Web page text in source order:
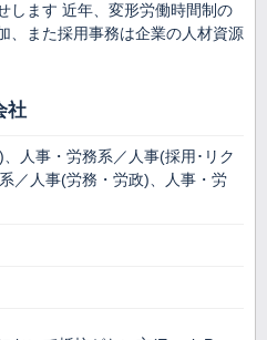
します 近年、変形労働時間制の
、また採用事務は企業の人材資源
社
人事・労務系／人事(採用･リク
／人事(労務・労政)、人事・労